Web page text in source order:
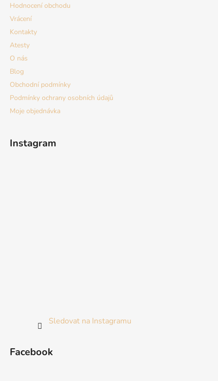
Hodnocení obchodu
Vrácení
Kontakty
Atesty
O nás
Blog
Obchodní podmínky
Podmínky ochrany osobních údajů
Moje objednávka
Instagram
Sledovat na Instagramu
Facebook